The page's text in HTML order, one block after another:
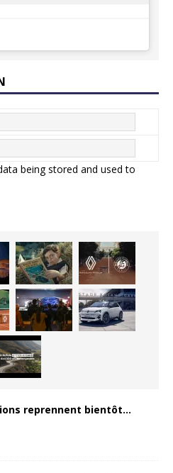
being stored and used to
reprennent bientôt…